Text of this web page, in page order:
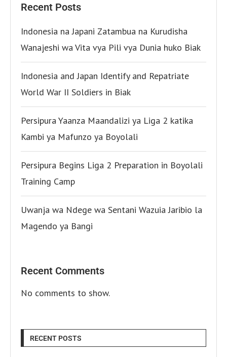
Recent Posts
Indonesia na Japani Zatambua na Kurudisha
Wanajeshi wa Vita vya Pili vya Dunia huko Biak
Indonesia and Japan Identify and Repatriate
World War II Soldiers in Biak
Persipura Yaanza Maandalizi ya Liga 2 katika
Kambi ya Mafunzo ya Boyolali
Persipura Begins Liga 2 Preparation in Boyolali
Training Camp
Uwanja wa Ndege wa Sentani Wazuia Jaribio la
Magendo ya Bangi
Recent Comments
No comments to show.
RECENT POSTS